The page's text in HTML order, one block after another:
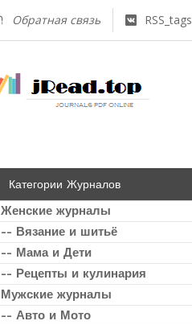
Обратная связь RSS_tags
Категории Журналов
Женские журналы
-- Вязание и шитьё
-- Мама и Дети
-- Рецепты и кулинария
Мужские журналы
-- Авто и Мото